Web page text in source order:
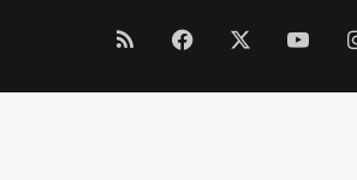
RSS Facebook